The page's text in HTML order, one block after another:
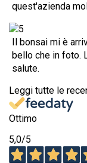
quest'azienda
Il bonsai mi è
bello che in foto.
salute.
Leggi tutte le
Ottimo
5,0/5